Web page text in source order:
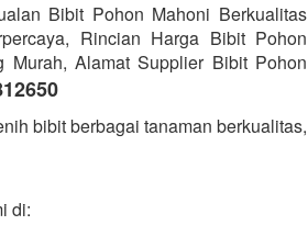
Bibit Pohon Mahoni Berkualitas
Rincian Harga Bibit Pohon
Alamat Supplier Bibit Pohon
bibit berbagai tanaman berkualitas,
di: